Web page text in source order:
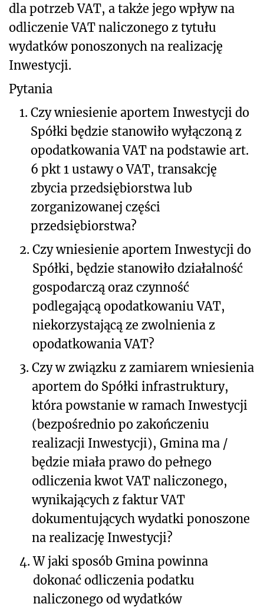
dla potrzeb VAT, a także jego wpływ na
odliczenie VAT naliczonego z tytułu
wydatków ponoszonych na realizację
Inwestycji.
Pytania
1. Czy wniesienie aportem Inwestycji do
Spółki będzie stanowiło wyłączoną z
opodatkowania VAT na podstawie art.
6 pkt 1 ustawy o VAT, transakcję
zbycia przedsiębiorstwa lub
zorganizowanej części
przedsiębiorstwa?
2. Czy wniesienie aportem Inwestycji do
Spółki, będzie stanowiło działalność
gospodarczą oraz czynność
podlegającą opodatkowaniu VAT,
niekorzystającą ze zwolnienia z
opodatkowania VAT?
3. Czy w związku z zamiarem wniesienia
aportem do Spółki infrastruktury,
która powstanie w ramach Inwestycji
(bezpośrednio po zakończeniu
realizacji Inwestycji), Gmina ma /
będzie miała prawo do pełnego
odliczenia kwot VAT naliczonego,
wynikających z faktur VAT
dokumentujących wydatki ponoszone
na realizację Inwestycji?
4. W jaki sposób Gmina powinna
dokonać odliczenia podatku
naliczonego od wydatków